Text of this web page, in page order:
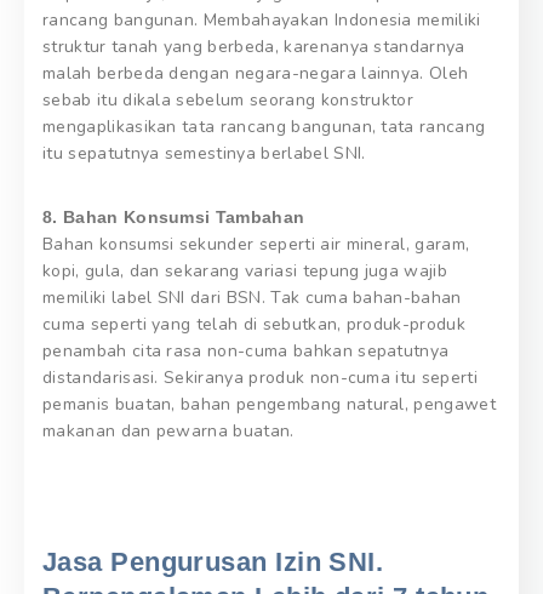
rancang bangunan. Membahayakan Indonesia memiliki
struktur tanah yang berbeda, karenanya standarnya
malah berbeda dengan negara-negara lainnya. Oleh
sebab itu dikala sebelum seorang konstruktor
mengaplikasikan tata rancang bangunan, tata rancang
itu sepatutnya semestinya berlabel SNI.
8. Bahan Konsumsi Tambahan
Bahan konsumsi sekunder seperti air mineral, garam,
kopi, gula, dan sekarang variasi tepung juga wajib
memiliki label SNI dari BSN. Tak cuma bahan-bahan
cuma seperti yang telah di sebutkan, produk-produk
penambah cita rasa non-cuma bahkan sepatutnya
distandarisasi. Sekiranya produk non-cuma itu seperti
pemanis buatan, bahan pengembang natural, pengawet
makanan dan pewarna buatan.
Jasa Pengurusan Izin SNI.